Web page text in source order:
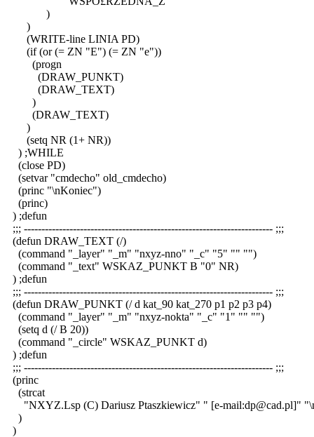
)
)
(WRITE-line LINIA PD)
(if (or (= ZN "E") (= ZN "e"))
(progn
(DRAW_PUNKT)
(DRAW_TEXT)
)
(DRAW_TEXT)
)
(setq NR (1+ NR))
) ;WHILE
(close PD)
(setvar "cmdecho" old_cmdecho)
(princ "\nKoniec")
(princ)
) ;defun
;;; ----------------------------------------------------------------------- ;;;
(defun DRAW_TEXT (/)
(command "_layer" "_m" "nxyz-nno" "_c" "5" "" "")
(command "_text" WSKAZ_PUNKT B "0" NR)
) ;defun
;;; ----------------------------------------------------------------------- ;;;
(defun DRAW_PUNKT (/ d kat_90 kat_270 p1 p2 p3 p4)
(command "_layer" "_m" "nxyz-nokta" "_c" "1" "" "")
(setq d (/ B 20))
(command "_circle" WSKAZ_PUNKT d)
) ;defun
;;; ----------------------------------------------------------------------- ;;;
(princ
(strcat
"NXYZ.Lsp (C) Dariusz Ptaszkiewicz" " [e-mail:dp@cad.pl]"
)
)